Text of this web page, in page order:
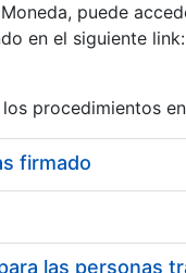
puede
en el siguiente link:
procedimientos en
firmado